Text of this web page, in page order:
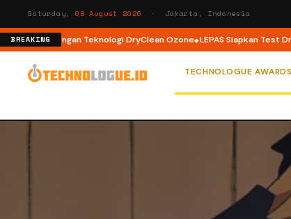
Saturday, 08 August 2026 · Jakarta, Indonesia
BREAKING
dengan Teknologi DryClean Ozone LEPAS Siapkan Test Drive
TECHNOLOGUE